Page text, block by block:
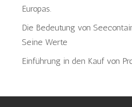
Europas.
Die Bedeutung von
Seine Werte
Einführung in den Kauf von